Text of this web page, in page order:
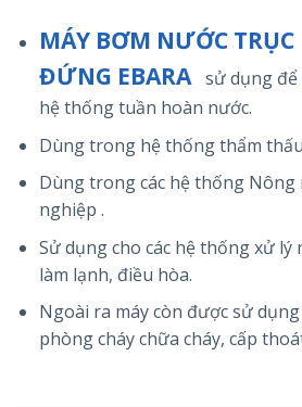
MÁY BƠM NƯỚC TRỤC
ĐỨNG EBARA sử dụng
hệ thống tuần hoàn nước.
Dùng trong hệ thống thẩm
Dùng trong các hệ thống Nông
nghiệp .
Sử dụng cho các hệ thống xử
làm lạnh, điều hòa.
Ngoài ra máy còn được sử
phòng cháy chữa cháy, cấp